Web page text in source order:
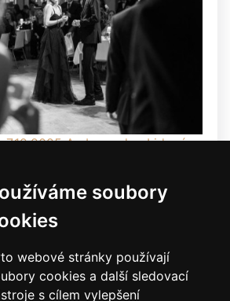
soubory
webové stránky používají
cookies a další sledovací
s cílem vylepšení
7.12.2025 Ambassador, Lidový
& Fashion
Sport s.r.o.
tanečního sportu